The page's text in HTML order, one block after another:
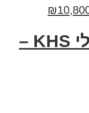
₪
תלת אופן חשמלי KHS –